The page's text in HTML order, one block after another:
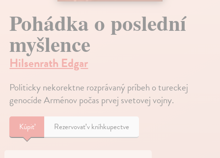
Pohádka o poslední
myšlence
Hilsenrath Edgar
Politicky nekorektne rozprávaný príbeh o tureckej
genocíde Arménov počas prvej svetovej vojny.
Kúpiť Rezervovať v kníhkupectve